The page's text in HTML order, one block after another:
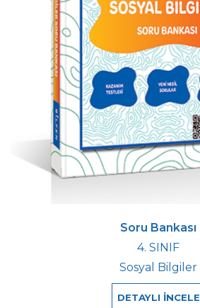
Soru Bankası
4. SINIF
Sosyal Bilgiler
DETAYLI İNCELE